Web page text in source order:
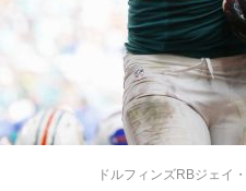
ドルフィンズRBジェイ